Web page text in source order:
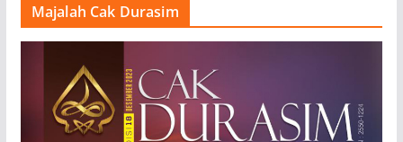
Majalah Cak Durasim